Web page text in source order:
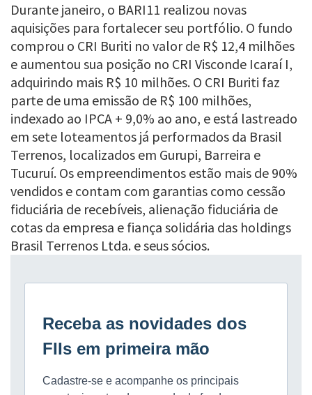
Durante janeiro, o BARI11 realizou novas
aquisições para fortalecer seu portfólio. O fundo
comprou o CRI Buriti no valor de R$ 12,4 milhões
e aumentou sua posição no CRI Visconde Icaraí I,
adquirindo mais R$ 10 milhões. O CRI Buriti faz
parte de uma emissão de R$ 100 milhões,
indexado ao IPCA + 9,0% ao ano, e está lastreado
em sete loteamentos já performados da Brasil
Terrenos, localizados em Gurupi, Barreira e
Tucuruí. Os empreendimentos estão mais de 90%
vendidos e contam com garantias como cessão
fiduciária de recebíveis, alienação fiduciária de
cotas da empresa e fiança solidária das holdings
Brasil Terrenos Ltda. e seus sócios.